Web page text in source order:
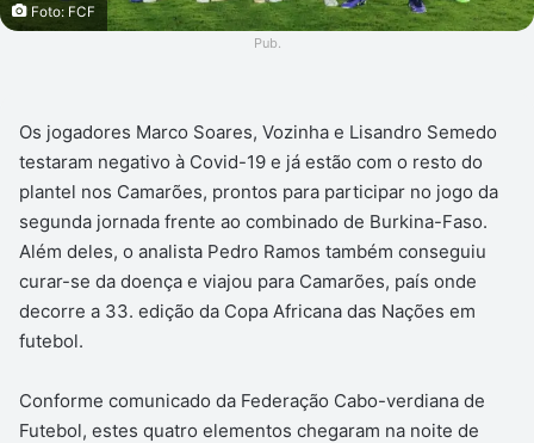
Foto: FCF
Pub.
Os jogadores Marco Soares, Vozinha e Lisandro Semedo
testaram negativo à Covid-19 e já estão com o resto do
plantel nos Camarões, prontos para participar no jogo da
segunda jornada frente ao combinado de Burkina-Faso.
Além deles, o analista Pedro Ramos também conseguiu
curar-se da doença e viajou para Camarões, país onde
decorre a 33. edição da Copa Africana das Nações em
futebol.
Conforme comunicado da Federação Cabo-verdiana de
Futebol, estes quatro elementos chegaram na noite de